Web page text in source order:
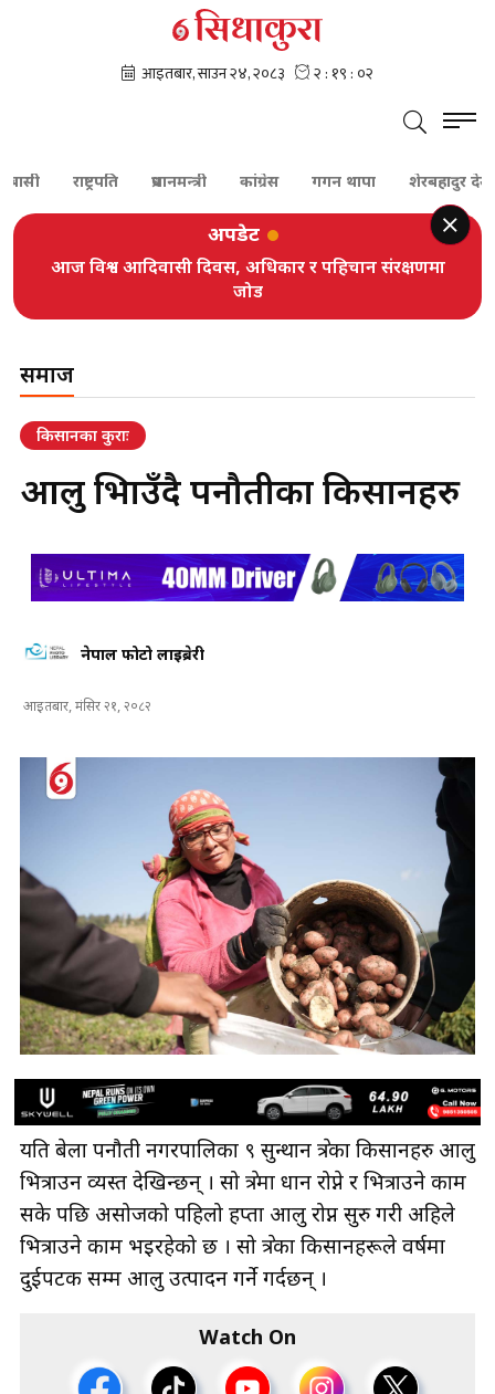
प्रधानमन्त्री कांग्रेस गगन थापा शेरबहादुर देउवा
अपडेट
आज विश्व आदिवासी दिवस, अधिकार र पहिचान संरक्षणमा
जोड
समाज
किसानका कुराः
आलु भित्राउँदै पनौतीका किसानहरु
नेपाल फोटो लाइब्रेरी
आइतबार, मंसिर २१, २०८२
यति बेला पनौती नगरपालिका ९ सुन्थान क्षेत्रका किसानहरु आलु
भित्राउन व्यस्त देखिन्छन् । सो क्षेत्रमा धान रोप्ने र भित्राउने काम
सके पछि असोजको पहिलो हप्ता आलु रोप्न सुरु गरी अहिले
भित्राउने काम भइरहेको छ । सो क्षेत्रका किसानहरूले वर्षमा
दुईपटक सम्म आलु उत्पादन गर्ने गर्दछन् ।
Watch On